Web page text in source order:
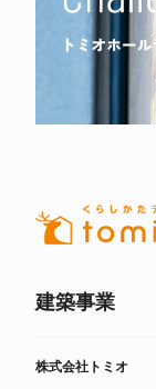
建築事業
株式会社トミオ